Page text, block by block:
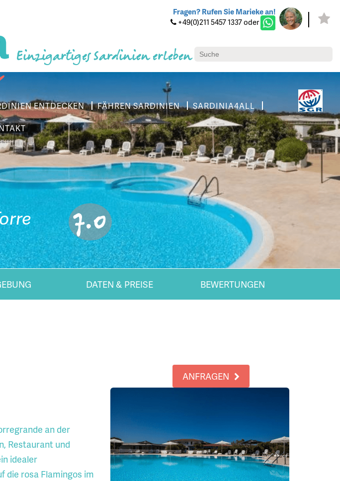
Fragen? Rufen Sie Marieke an!
+49(0)211 5457 1337 oder
Einzigartiges Sardinien erleben
ENTDECKEN FÄHREN SARDINIEN
SARDINIA4ALL
7.0
DATEN & PREISE BEWERTUNGEN
ANFRAGEN
an der
Restaurant und
idealer
die rosa Flamingos im